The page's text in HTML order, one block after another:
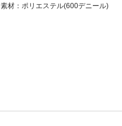
素材：ポリエステル(600デニール)